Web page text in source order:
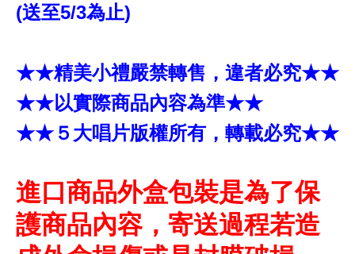
(送至5/3為止)
★★精美小禮嚴禁轉售，違者必究★★
★★以實際商品內容為準★★
★★５大唱片版權所有，轉載必究★★
進口商品外盒包裝是為了保
護商品內容，寄送過程若造